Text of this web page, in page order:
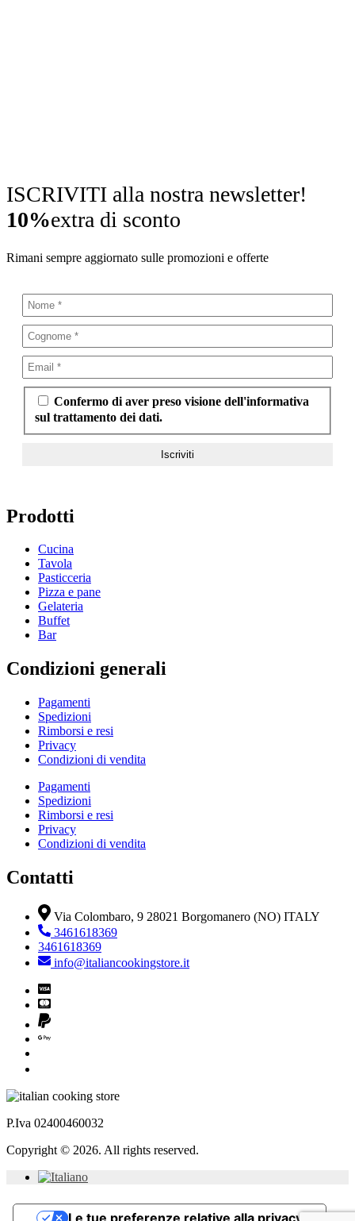
ISCRIVITI alla nostra newsletter!
10%extra di sconto
Rimani sempre aggiornato sulle promozioni e offerte
Confermo di aver preso visione dell'informativa
sul trattamento dei dati.
Prodotti
Cucina
Tavola
Pasticceria
Pizza e pane
Gelateria
Buffet
Bar
Condizioni generali
Pagamenti
Spedizioni
Rimborsi e resi
Privacy
Condizioni di vendita
Pagamenti
Spedizioni
Rimborsi e resi
Privacy
Condizioni di vendita
Contatti
Via Colombaro, 9 28021 Borgomanero (NO) ITALY
3461618369
3461618369
info@italiancookingstore.it
P.Iva 02400460032
Copyright © 2026. All rights reserved.
Le tue preferenze relative alla privacy